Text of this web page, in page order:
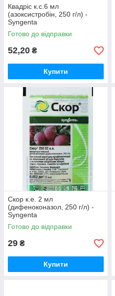
Квадріс к.с.6 мл
(азоксистробін, 250 г/л) -
Syngenta
Готово до відправки
52,20 ₴
Купити
Скор к.е. 2 мл
(дифеноконазол, 250 г/л) -
Syngenta
Готово до відправки
29 ₴
Купити